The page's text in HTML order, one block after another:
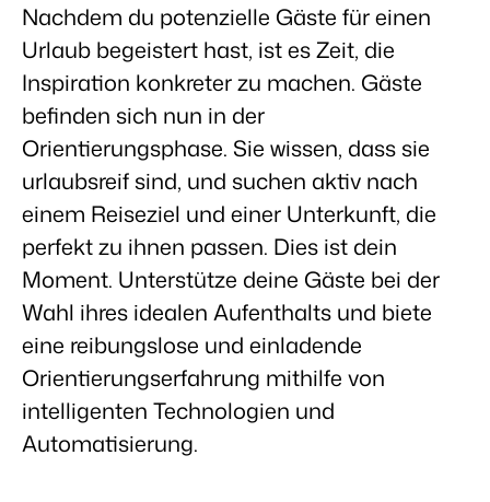
Online-Marketing
Die starke Kombination aus Markenbildung und Performance-
Marketing
Immobilien Marketing
Dein Projekt im Handumdrehen ausverkauft.
Booking Analytics
Premium BI-Tool
BEX Übersicht
Entdecke die unzähligen Vorteile der Booking Experts
Plattform.
Für Ferienparks
Entdecke die Vorteile von Booking Experts für Ferienparks.
Verbreite dein Angebot auf
relevante Channels und
erreiche deine Zielgruppe.
Mehr erfahren
BEX Channel Manager
Customer Success
Erhalte Antworten auf deine Fragen.
Jobs
Finde hier deinen neuen Traumjob!
Nimm Kontakt mit uns auf.
Über uns
Lerne unsere Kultur & Werte kennen.
FRÜBUCHERSAISON
Praktische Tipps für die wichtigsten
Buchungswochen des Jahres.
Zum Blog
Nachdem du potenzielle Gäste für einen
Urlaub begeistert hast, ist es Zeit, die
Inspiration konkreter zu machen. Gäste
befinden sich nun in der
Orientierungsphase. Sie wissen, dass sie
urlaubsreif sind, und suchen aktiv nach
einem Reiseziel und einer Unterkunft, die
perfekt zu ihnen passen. Dies ist dein
Moment. Unterstütze deine Gäste bei der
Wahl ihres idealen Aufenthalts und biete
eine reibungslose und einladende
Orientierungserfahrung mithilfe von
intelligenten Technologien und
Automatisierung.